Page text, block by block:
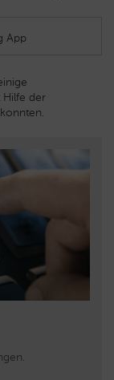
App
Hilfe der